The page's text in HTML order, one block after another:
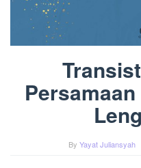
By Yayat Juliansyah